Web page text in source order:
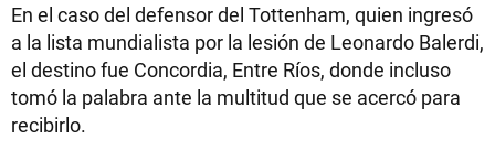
En el caso del defensor del Tottenham, quien ingresó
a la lista mundialista por la lesión de Leonardo Balerdi,
el destino fue Concordia, Entre Ríos, donde incluso
tomó la palabra ante la multitud que se acercó para
recibirlo.